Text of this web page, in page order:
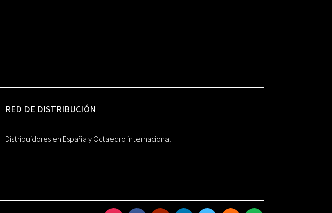
RED DE DISTRIBUCIÓN
Distribuidores en España y Octaedro internacional